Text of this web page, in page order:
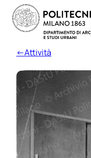
←Attività